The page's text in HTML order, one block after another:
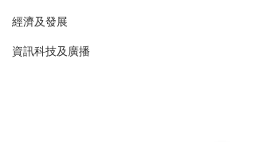
經濟及發展
資訊科技及廣播